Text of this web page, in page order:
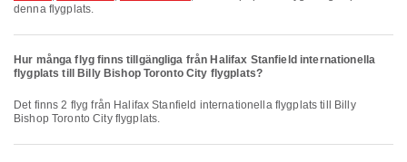
denna flygplats.
Hur många flyg finns tillgängliga från Halifax Stanfield internationella
flygplats till Billy Bishop Toronto City flygplats?
Det finns 2 flyg från Halifax Stanfield internationella flygplats till Billy
Bishop Toronto City flygplats.